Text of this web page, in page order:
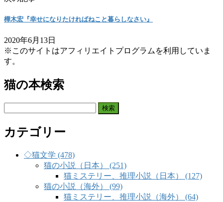
樺木宏『幸せになりたければねこと暮らしなさい』
2020年6月13日
※このサイトはアフィリエイトプログラムを利用していま
す。
猫の本検索
カテゴリー
◇猫文学 (478)
猫の小説（日本） (251)
猫ミステリー、推理小説（日本） (127)
猫の小説（海外） (99)
猫ミステリー、推理小説（海外） (64)